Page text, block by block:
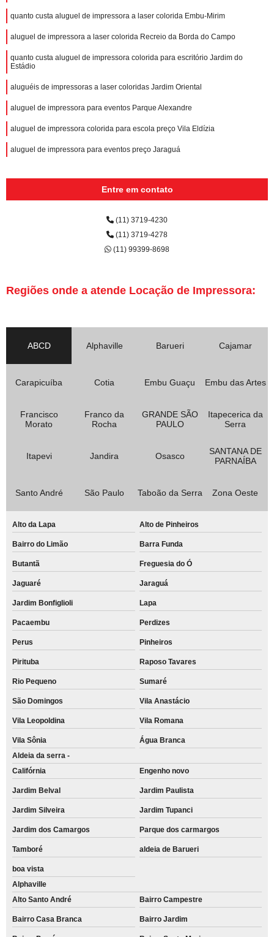
quanto custa aluguel de impressora a laser colorida Embu-Mirim
aluguel de impressora a laser colorida Recreio da Borda do Campo
quanto custa aluguel de impressora colorida para escritório Jardim do
Estádio
aluguéis de impressoras a laser coloridas Jardim Oriental
aluguel de impressora para eventos Parque Alexandre
aluguel de impressora colorida para escola preço Vila Eldízia
aluguel de impressora para eventos preço Jaraguá
Entre em contato
(11) 3719-4230
(11) 3719-4278
(11) 99399-8698
Regiões onde a atende Locação de Impressora:
ABCD Alphaville Barueri Cajamar
Carapicuíba Cotia Embu Guaçu Embu das Artes
Francisco
Morato
Franco da
Rocha
GRANDE SÃO
PAULO
Itapecerica da
Serra
Itapevi Jandira Osasco
SANTANA DE
PARNAÍBA
Santo André São Paulo Taboão da Serra Zona Oeste
Alto da Lapa Alto de Pinheiros
Bairro do Limão Barra Funda
Butantã Freguesia do Ó
Jaguaré Jaraguá
Jardim Bonfiglioli Lapa
Pacaembu Perdizes
Perus Pinheiros
Pirituba Raposo Tavares
Rio Pequeno Sumaré
São Domingos Vila Anastácio
Vila Leopoldina Vila Romana
Vila Sônia
Água Branca
Aldeia da serra -
Califórnia
Engenho novo
Jardim Belval Jardim Paulista
Jardim Silveira Jardim Tupanci
Jardim dos Camargos Parque dos carmargos
Tamboré aldeia de Barueri
boa vista
Alphaville
Alto Santo André
Bairro Campestre
Bairro Casa Branca Bairro Jardim